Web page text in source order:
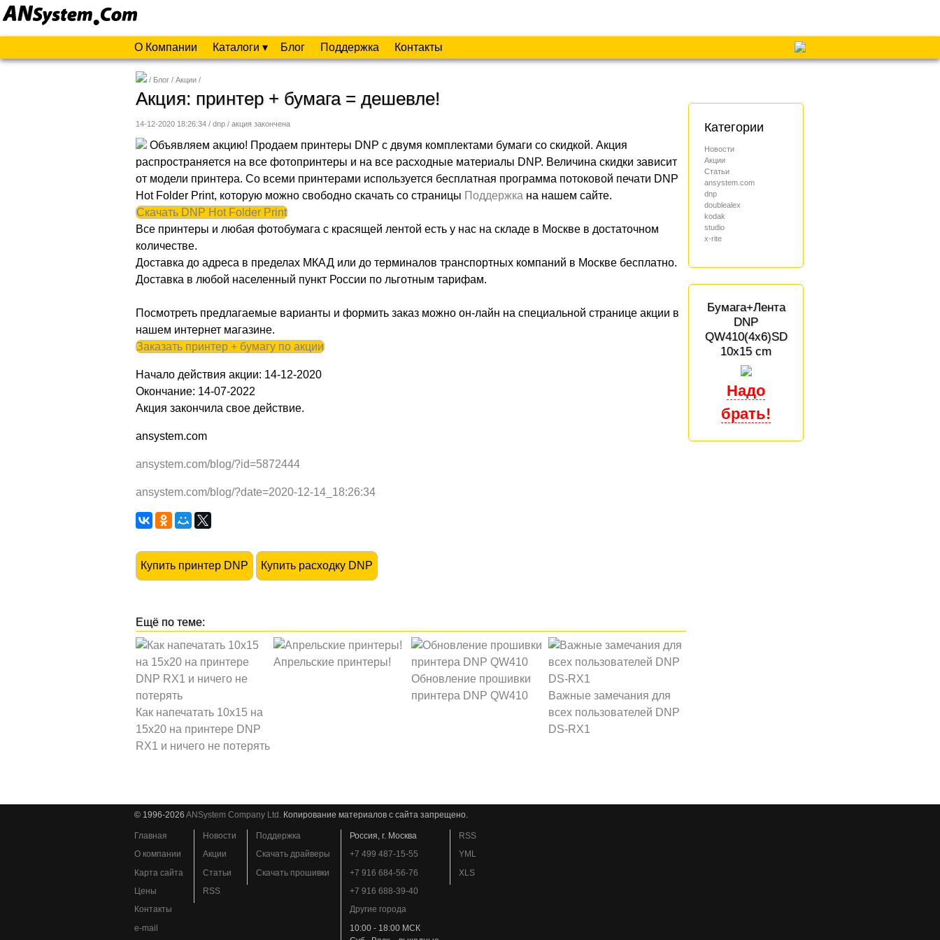
О Компании Каталоги ▾ Блог Поддержка Контакты
Блог Акции
Акция: принтер + бумага = дешевле!
14-12-2020 18:26:34 / dnp / акция закончена
Объявляем акцию! Продаем принтеры DNP с двумя комплектами бумаги со скидкой. Акция
распространяется на все фотопринтеры и на все расходные материалы DNP. Величина скидки зависит
от модели принтера. Со всеми принтерами используется бесплатная программа потоковой печати DNP
Hot Folder Print, которую можно свободно скачать со страницы Поддержка на нашем сайте.
Скачать DNP Hot Folder Print
Все принтеры и любая фотобумага с красящей лентой есть у нас на складе в Москве в достаточном
количестве.
Доставка до адреса в пределах МКАД или до терминалов транспортных компаний в Москве бесплатно.
Доставка в любой населенный пункт России по льготным тарифам.
Посмотреть предлагаемые варианты и формить заказ можно он-лайн на специальной странице акции в
нашем интернет магазине.
Заказать принтер + бумагу по акции
Начало действия акции: 14-12-2020
Окончание: 14-07-2022
Акция закончила свое действие.
ansystem.com
ansystem.com/blog/?id=5872444
ansystem.com/blog/?date=2020-12-14_18:26:34
Купить принтер DNP Купить расходку DNP
Как напечатать 10x15 на
15x20 на принтере DNP
RX1 и ничего не потерять
Апрельские принтеры!
Обновление прошивки
принтера DNP QW410
Важные замечания для
всех пользователей DNP
DS-RX1
Категории
Новости
Акции
Статьи
ansystem.com
dnp
doublealex
kodak
studio
x-rite
Бумага+Лента
DNP
QW410(4x6)SD
10x15 cm
© 1996-2026 ANSystem Company Ltd. Копирование материалов с сайта запрещено.
Главная
О компании
Карта сайта
Цены
Контакты
e-mail
Новости
Акции
Статьи
RSS
Поддержка
Скачать драйверы
Скачать прошивки
Россия, г. Москва
+7 499 487-15-55
+7 916 684-56-76
+7 916 688-39-40
Другие города
10:00 - 18:00 МСК
RSS
YML
XLS